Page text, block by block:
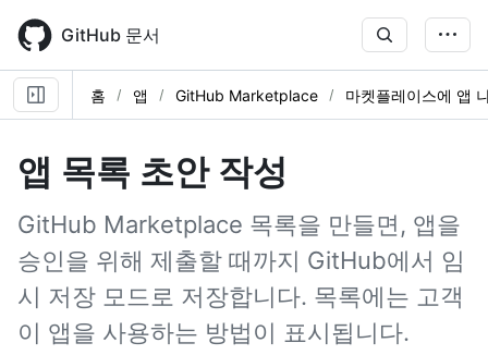
main
content
GitHub 문서
홈 앱 GitHub Marketplace 마켓플레이스에 앱
앱 목록 초안 작성
GitHub Marketplace 목록을 만들면, 앱을
승인을 위해 제출할 때까지 GitHub에서 임
시 저장 모드로 저장합니다. 목록에는 고객
이 앱을 사용하는 방법이 표시됩니다.